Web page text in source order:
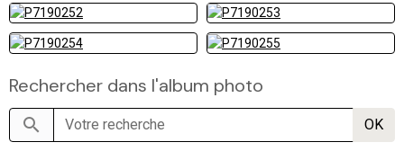
Rechercher dans l'album photo
OK